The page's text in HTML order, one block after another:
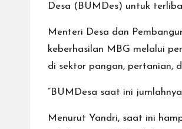
Desa (BUMDes) untuk
Menteri Desa dan
keberhasilan MBG melalui
di sektor pangan, pertanian,
“BUMDesa saat ini
Menurut Yandri, saat ini